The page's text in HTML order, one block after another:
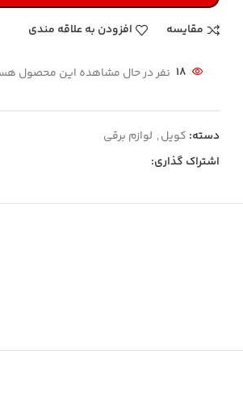
مقایسه
افزودن به علاقه مندی
18 نفر در حال مشاهده این محصول
دسته: کویل, لوازم برقی
اشتراک گذاری: